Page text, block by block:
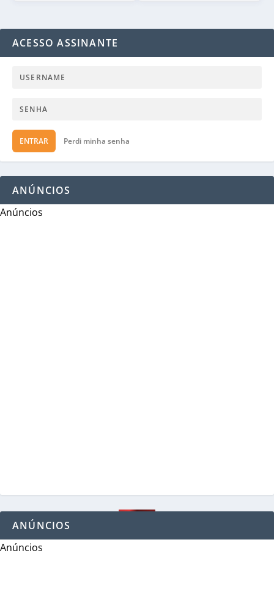
ACESSO ASSINANTE
ENTRAR Perdi minha senha
ANÚNCIOS
Anúncios
ANÚNCIOS
Anúncios